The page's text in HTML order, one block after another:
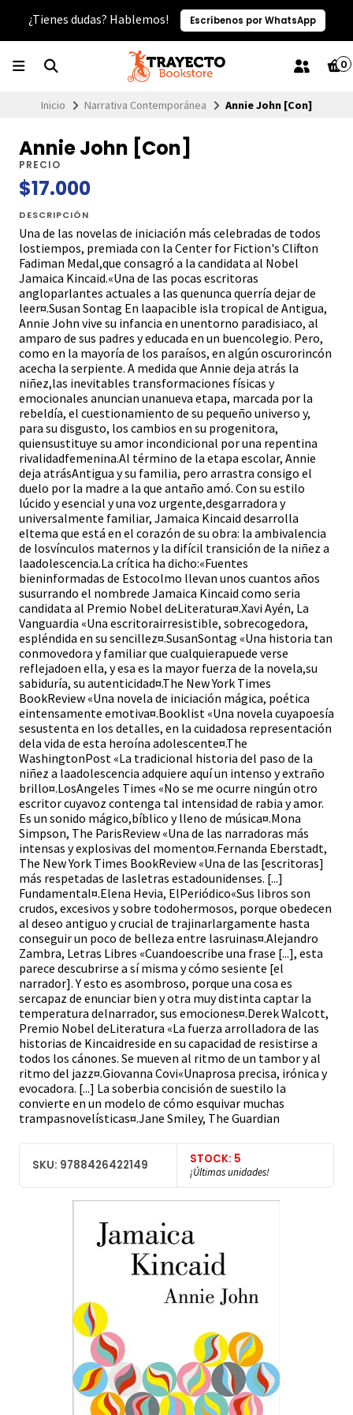
¿Tienes dudas? Hablemos! Escríbenos por WhatsApp
0
Inicio Narrativa Contemporánea Annie John [Con]
Annie John [Con]
PRECIO
$17.000
DESCRIPCIÓN
Una de las novelas de iniciación más celebradas de todos
lostiempos, premiada con la Center for Fiction's Clifton
Fadiman Medal,que consagró a la candidata al Nobel
Jamaica Kincaid.«Una de las pocas escritoras
angloparlantes actuales a las quenunca querría dejar de
leer¤.Susan Sontag En laapacible isla tropical de Antigua,
Annie John vive su infancia en unentorno paradisiaco, al
amparo de sus padres y educada en un buencolegio. Pero,
como en la mayoría de los paraísos, en algún oscurorincón
acecha la serpiente. A medida que Annie deja atrás la
niñez,las inevitables transformaciones físicas y
emocionales anuncian unanueva etapa, marcada por la
rebeldía, el cuestionamiento de su pequeño universo y,
para su disgusto, los cambios en su progenitora,
quiensustituye su amor incondicional por una repentina
rivalidadfemenina.Al término de la etapa escolar, Annie
deja atrásAntigua y su familia, pero arrastra consigo el
duelo por la madre a la que antaño amó. Con su estilo
lúcido y esencial y una voz urgente,desgarradora y
universalmente familiar, Jamaica Kincaid desarrolla
eltema que está en el corazón de su obra: la ambivalencia
de losvínculos maternos y la difícil transición de la niñez a
laadolescencia.La crítica ha dicho:«Fuentes
bieninformadas de Estocolmo llevan unos cuantos años
susurrando el nombrede Jamaica Kincaid como seria
candidata al Premio Nobel deLiteratura¤.Xavi Ayén, La
Vanguardia «Una escritorairresistible, sobrecogedora,
espléndida en su sencillez¤.SusanSontag «Una historia tan
conmovedora y familiar que cualquierapuede verse
reflejadoen ella, y esa es la mayor fuerza de la novela,su
sabiduría, su autenticidad¤.The New York Times
BookReview «Una novela de iniciación mágica, poética
eintensamente emotiva¤.Booklist «Una novela cuyapoesía
sesustenta en los detalles, en la cuidadosa representación
dela vida de esta heroína adolescente¤.The
WashingtonPost «La tradicional historia del paso de la
niñez a laadolescencia adquiere aquí un intenso y extraño
brillo¤.LosAngeles Times «No se me ocurre ningún otro
escritor cuyavoz contenga tal intensidad de rabia y amor.
Es un sonido mágico,bíblico y lleno de música¤.Mona
Simpson, The ParisReview «Una de las narradoras más
intensas y explosivas del momento¤.Fernanda Eberstadt,
The New York Times BookReview «Una de las [escritoras]
más respetadas de lasletras estadounidenses. [...]
Fundamental¤.Elena Hevia, ElPeriódico«Sus libros son
crudos, excesivos y sobre todohermosos, porque obedecen
al deseo antiguo y crucial de trajinarlargamente hasta
conseguir un poco de belleza entre lasruinas¤.Alejandro
Zambra, Letras Libres «Cuandoescribe una frase [...], esta
parece descubrirse a sí misma y cómo sesiente [el
narrador]. Y esto es asombroso, porque una cosa es
sercapaz de enunciar bien y otra muy distinta captar la
temperatura delnarrador, sus emociones¤.Derek Walcott,
Premio Nobel deLiteratura «La fuerza arrolladora de las
historias de Kincaidreside en su capacidad de resistirse a
todos los cánones. Se mueven al ritmo de un tambor y al
ritmo del jazz¤.Giovanna Covi«Unaprosa precisa, irónica y
evocadora. [...] La soberbia concisión de suestilo la
convierte en un modelo de cómo esquivar muchas
trampasnovelísticas¤.Jane Smiley, The Guardian
SKU: 9788426422149 STOCK: 5
¡Últimas unidades!